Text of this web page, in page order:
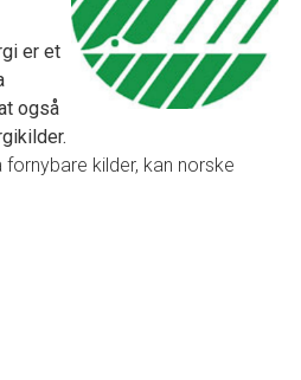
er et
også
kilder, kan norske